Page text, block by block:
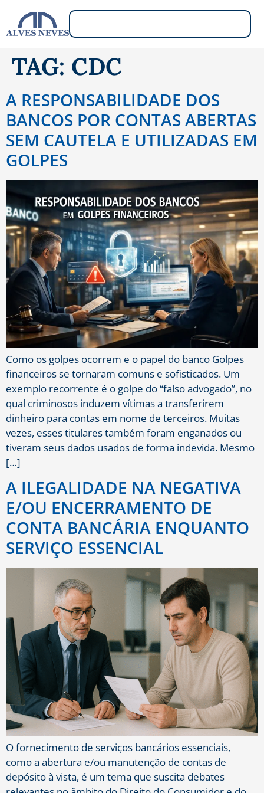
TAG: CDC
A RESPONSABILIDADE DOS
BANCOS POR CONTAS ABERTAS
SEM CAUTELA E UTILIZADAS EM
GOLPES
Como os golpes ocorrem e o papel do banco Golpes
financeiros se tornaram comuns e sofisticados. Um
exemplo recorrente é o golpe do “falso advogado”, no
qual criminosos induzem vítimas a transferirem
dinheiro para contas em nome de terceiros. Muitas
vezes, esses titulares também foram enganados ou
tiveram seus dados usados de forma indevida. Mesmo
[…]
A ILEGALIDADE NA NEGATIVA
E/OU ENCERRAMENTO DE
CONTA BANCÁRIA ENQUANTO
SERVIÇO ESSENCIAL
O fornecimento de serviços bancários essenciais,
como a abertura e/ou manutenção de contas de
depósito à vista, é um tema que suscita debates